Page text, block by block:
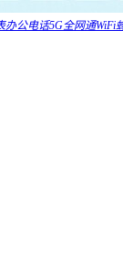
办公电话5G全网通WiFi